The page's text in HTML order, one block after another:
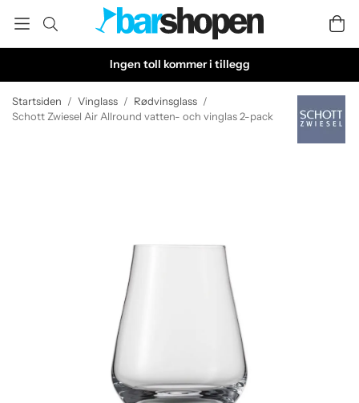
Ingen toll kommer i tillegg
Startsiden / Vinglass / Rødvinsglass /
Schott Zwiesel Air Allround vatten- och vinglas 2-pack